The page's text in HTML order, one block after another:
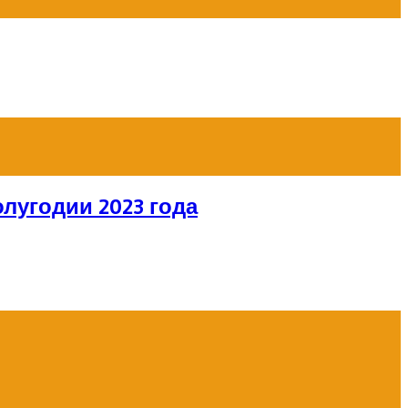
2023 года